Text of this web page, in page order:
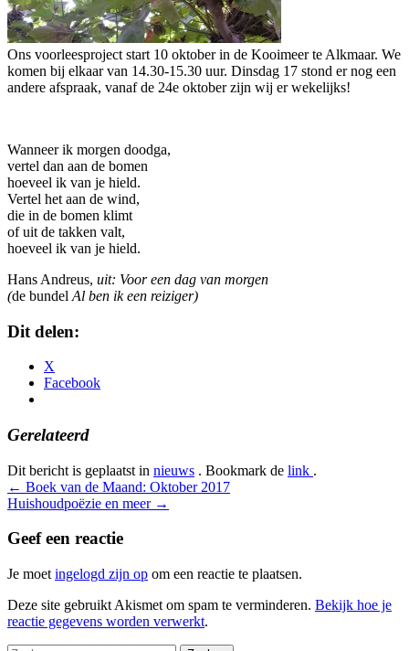
Ons voorleesproject start 10 oktober in de Kooimeer te Alkmaar. We
komen bij elkaar van 14.30-15.30 uur. Dinsdag 17 stond er nog een
andere afspraak, vanaf de 24e oktober zijn wij er wekelijks!
Wanneer ik morgen doodga,
vertel dan aan de bomen
hoeveel ik van je hield.
Vertel het aan de wind,
die in de bomen klimt
of uit de takken valt,
hoeveel ik van je hield.
Hans Andreus, uit: Voor een dag van morgen
(de bundel Al ben ik een reiziger)
Dit delen:
X
Facebook
Gerelateerd
Dit bericht is geplaatst in nieuws . Bookmark de link .
Bericht
navigatie
← Boek van de Maand: Oktober 2017
Huishoudpoëzie en meer →
Geef een reactie
Je moet ingelogd zijn op om een reactie te plaatsen.
Deze site gebruikt Akismet om spam te verminderen. Bekijk hoe je
reactie gegevens worden verwerkt.